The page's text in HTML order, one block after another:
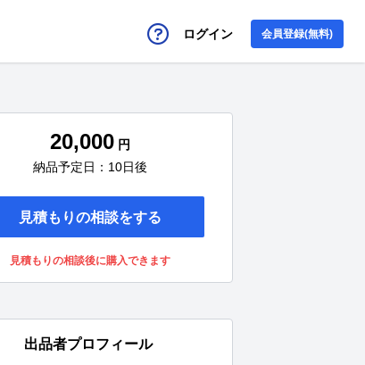
ログイン 会員登録(無料)
20,000 円
納品予定日：10日後
見積もりの相談をする
見積もりの相談後に購入できます
出品者プロフィール